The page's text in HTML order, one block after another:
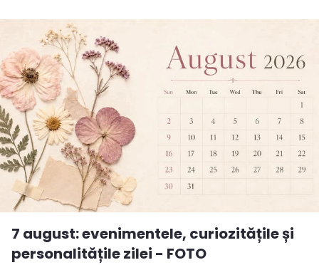
7 august: evenimentele, curiozitățile și
personalitățile zilei - FOTO